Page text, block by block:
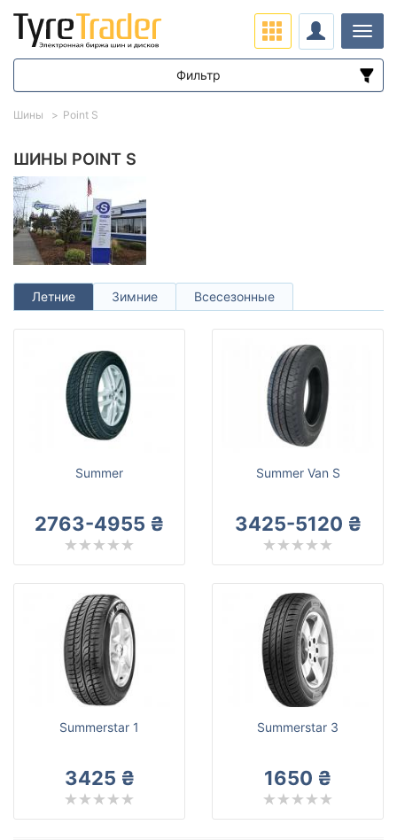
ШИНЫ POINT S
Летние Зимние Всесезонные
Summer
2763-4955 ₴
Summer Van S
3425-5120 ₴
Summerstar 1
3425 ₴
Summerstar 3
1650 ₴
Шины Point S
Фильтр
Диапазон цен
Подбор по параметрам
Сезон
Все бренды
Сбросить Подобрать